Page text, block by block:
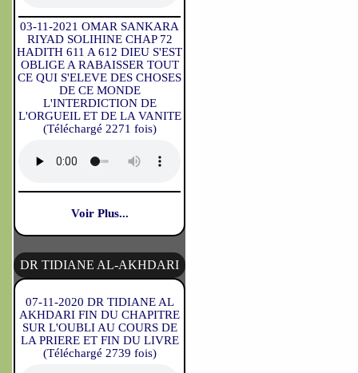
03-11-2021 OMAR SANKARA
RIYAD SOLIHINE CHAP 72
HADITH 611 A 612 DIEU S'EST
OBLIGE A RABAISSER TOUT
CE QUI S'ELEVE DES CHOSES
DE CE MONDE
L'INTERDICTION DE
L'ORGUEIL ET DE LA VANITE
(Téléchargé 2271 fois)
Voir Plus...
DR TIDIANE AL-AKHDARI
07-11-2020 DR TIDIANE AL
AKHDARI FIN DU CHAPITRE
SUR L'OUBLI AU COURS DE
LA PRIERE ET FIN DU LIVRE
(Téléchargé 2739 fois)